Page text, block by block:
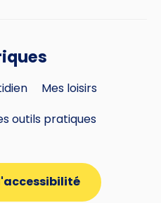
Mes loisirs
outils pratiques